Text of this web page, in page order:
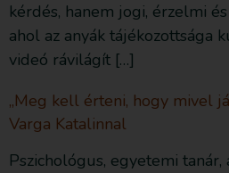
kérdés, hanem jogi, érzelmi
ahol az anyák tájékozottsága
videó rávilágít […]
„Meg kell érteni, hogy mivel
Varga Katalinnal
Pszichológus, egyetemi tanár,